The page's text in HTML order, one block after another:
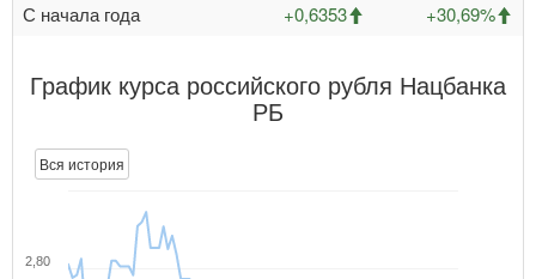
С начала года
+0,6353 +30,69%
График курса российского рубля Нацбанка
РБ
Вся история
2,80